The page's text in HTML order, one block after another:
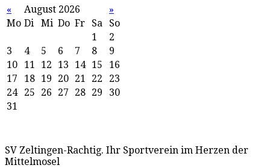
« August 2026
»
Mo Di Mi Do Fr Sa
So
1
2
3
4 5 6 7 8
9
10
11 12 13 14 15
16
17
18 19 20 21 22
23
24
25 26 27 28 29
30
31
SV Zeltingen-Rachtig. Ihr Sportverein im Herzen der
Mittelmosel